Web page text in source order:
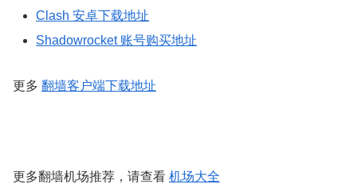
Clash 安卓下载地址
Shadowrocket 账号购买地址
更多 翻墙客户端下载地址
更多翻墙机场推荐，请查看 机场大全